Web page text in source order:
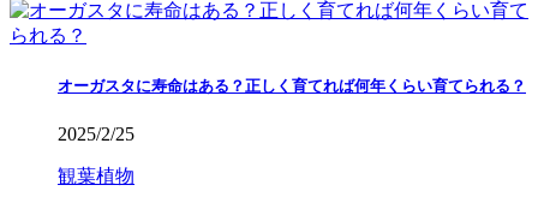
オーガスタに寿命はある？正しく育てれば何年くらい育てられる？
2025/2/25
観葉植物